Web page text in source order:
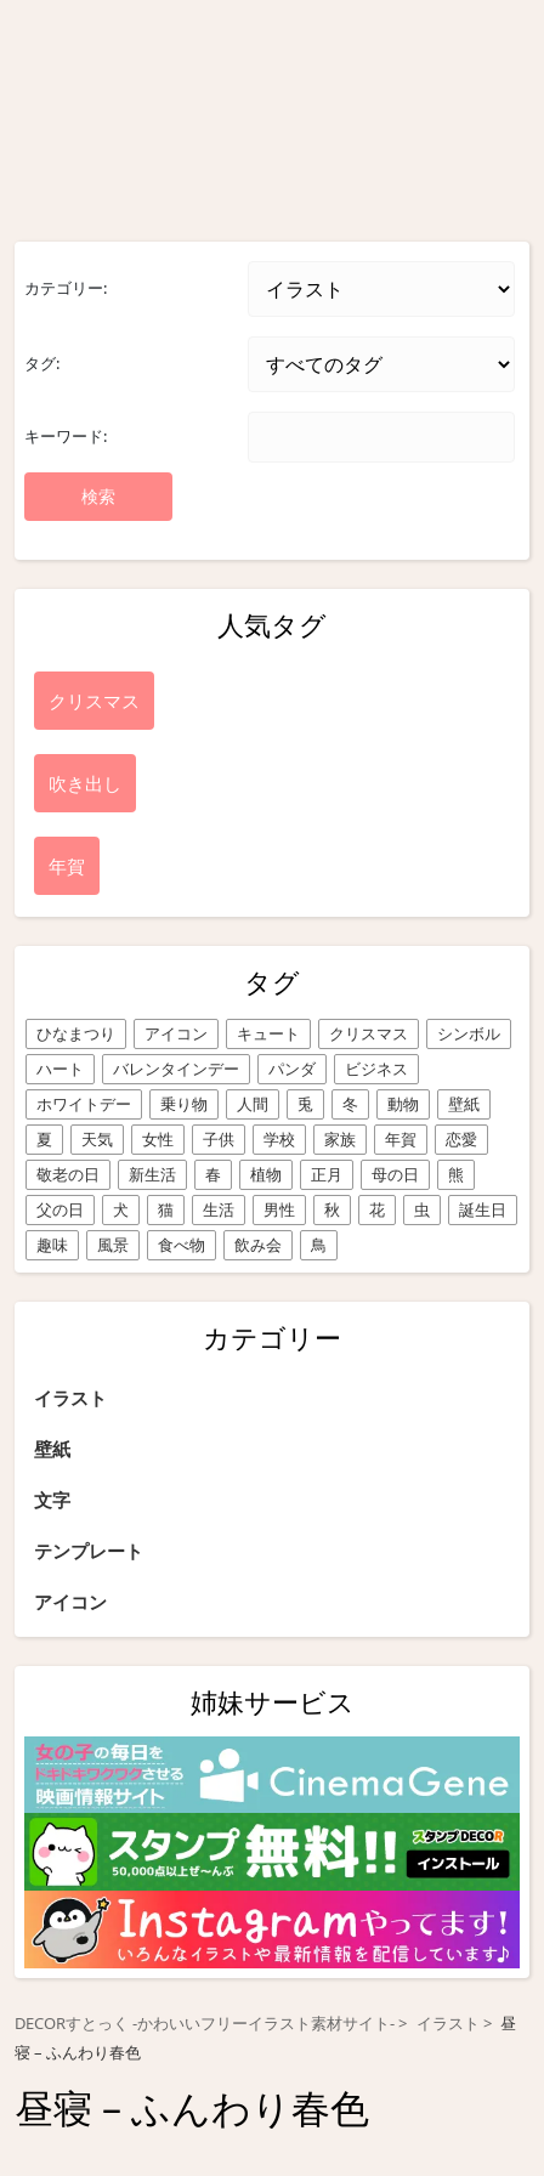
カテゴリー:
タグ:
キーワード:
人気タグ
クリスマス
吹き出し
年賀
タグ
ひなまつり アイコン キュート クリスマス
シンボル
ハート
バレンタインデー パンダ
ビジネス
ホワイトデー
乗り物 人間 兎 冬 動物
壁紙
夏
天気 女性 子供 学校 家族 年賀
恋愛
敬老の日
新生活 春 植物 正月 母の日
熊
父の日
犬 猫 生活 男性 秋 花 虫
誕生日
趣味
風景 食べ物 飲み会 鳥
カテゴリー
イラスト
壁紙
文字
テンプレート
アイコン
姉妹サービス
DECORすとっく -かわいいフリーイラスト素材サイト- イラスト
昼
寝 – ふんわり春色
昼寝 – ふんわり春色